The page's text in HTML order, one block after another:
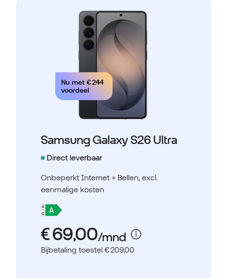
Nu met € 244
voordeel
Samsung Galaxy S26 Ultra
Direct leverbaar
Onbeperkt Internet + Bellen, excl.
eenmalige kosten
Bijbetaling toestel € 209,00